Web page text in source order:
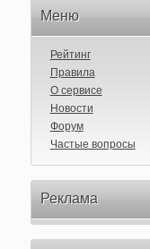
Меню
Рейтинг
Правила
О сервисе
Новости
Форум
Частые вопросы
Реклама